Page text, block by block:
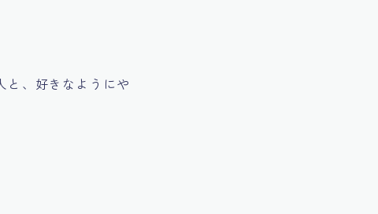
、好きなようにや